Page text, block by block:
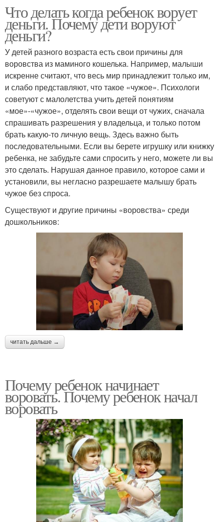
Что делать когда ребенок ворует
деньги. Почему дети воруют
деньги?
У детей разного возраста есть свои причины для
воровства из маминого кошелька. Например, малыши
искренне считают, что весь мир принадлежит только им,
и слабо представляют, что такое «чужое». Психологи
советуют с малолетства учить детей понятиям
«мое»-«чужое», отделять свои вещи от чужих, сначала
спрашивать разрешения у владельца, и только потом
брать какую-то личную вещь. Здесь важно быть
последовательными. Если вы берете игрушку или книжку
ребенка, не забудьте сами спросить у него, можете ли вы
это сделать. Нарушая данное правило, которое сами и
установили, вы негласно разрешаете малышу брать
чужое без спроса.
Существуют и другие причины «воровства» среди
дошкольников:
читать дальше →
Почему ребенок начинает
воровать. Почему ребенок начал
воровать